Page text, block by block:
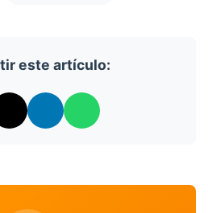
este artículo: